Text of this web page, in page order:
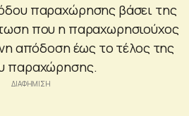
παραχώρησης βάσει της
που η παραχωρησιούχος
απόδοση έως το τέλος της
παραχώρησης.